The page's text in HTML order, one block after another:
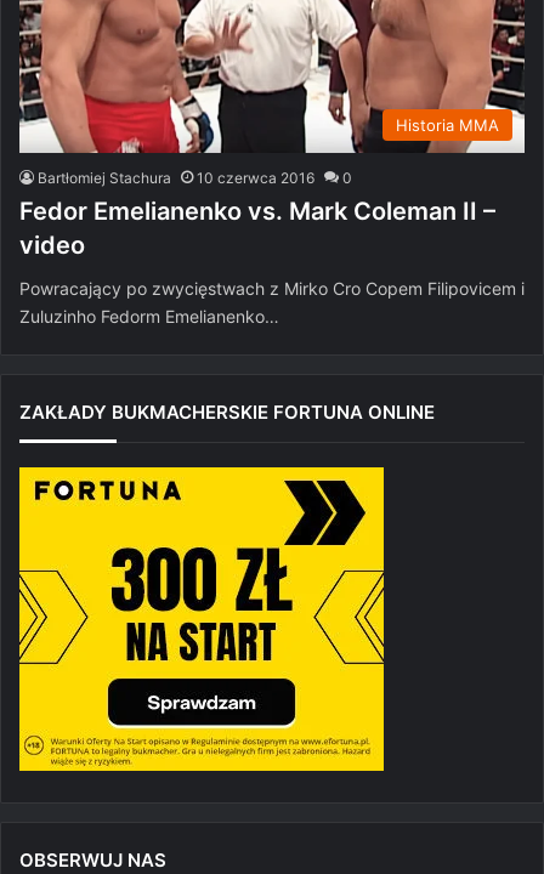
Historia MMA
Bartłomiej Stachura 10 czerwca 2016 0
Fedor Emelianenko vs. Mark Coleman II –
video
Powracający po zwycięstwach z Mirko Cro Copem Filipovicem i
Zuluzinho Fedorm Emelianenko…
ZAKŁADY BUKMACHERSKIE FORTUNA ONLINE
OBSERWUJ NAS